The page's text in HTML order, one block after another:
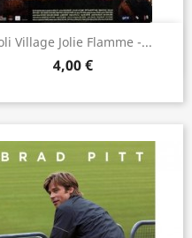
Village Jolie Flamme -...
4,00 €
Aperçu rapide